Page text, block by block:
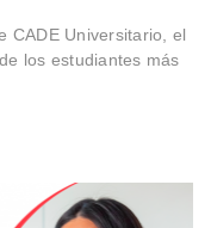
CADE Universitario, el
los estudiantes más